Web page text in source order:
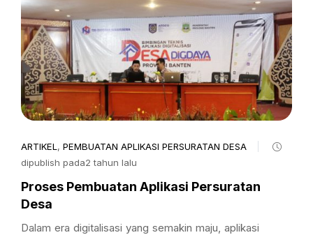
ARTIKEL , PEMBUATAN APLIKASI PERSURATAN DESA
dipublish pada2 tahun lalu
Proses Pembuatan Aplikasi Persuratan
Desa
Dalam era digitalisasi yang semakin maju, aplikasi